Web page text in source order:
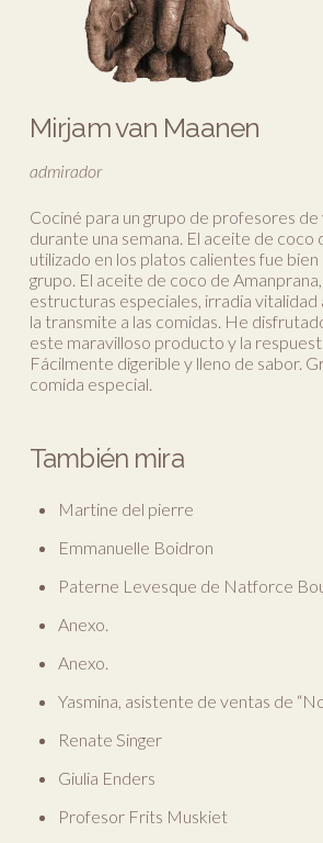
Mirjam van Maanen
admirador
Cociné para un grupo de profesores
durante una semana. El aceite de coco
utilizado en los platos calientes fue
grupo. El aceite de coco de
estructuras especiales, irradia vitalidad
la transmite a las comidas. He
este maravilloso producto y la
Fácilmente digerible y lleno de sabor.
comida especial.
También mira
Martine del pierre
Emmanuelle Boidron
Paterne Levesque de Natforce
Anexo.
Anexo.
Yasmina, asistente de ventas de
Renate Singer
Giulia Enders
Profesor Frits Muskiet